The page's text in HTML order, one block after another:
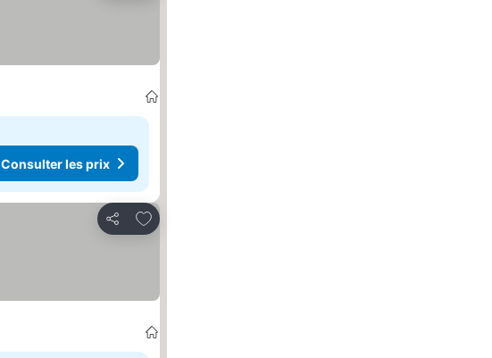
Consulter les prix
Partager
Ajouter à mes favoris